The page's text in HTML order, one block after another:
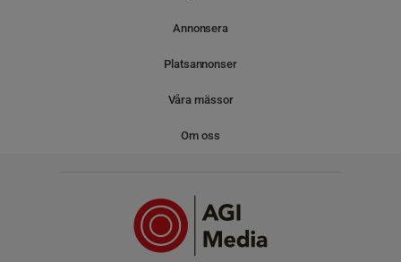
Annonsera
Platsannonser
Våra mässor
Om oss